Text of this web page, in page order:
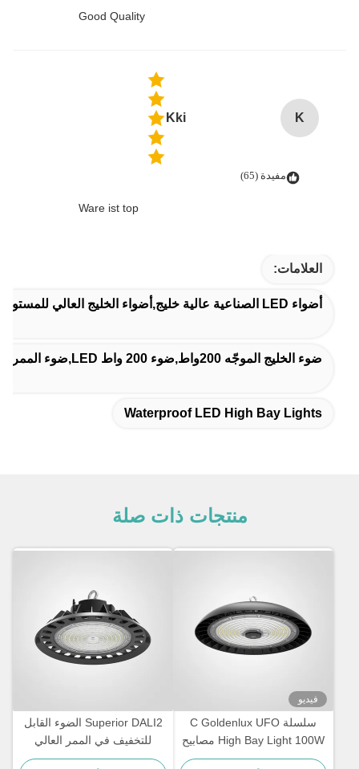
Good Quality
K
Kki
مفيدة (65)
Ware ist top
العلامات:
أضواء LED الصناعية عالية خليج,أضواء الخليج العالي للمستودع,مضادات المياه مصابيح LED عالية الخليج
ضوء الخليج الموجّه 200واط,ضوء 200 واط LED,ضوء الممر الأسود
Waterproof LED High Bay Lights
منتجات ذات صلة
فيديو
سلسلة C Goldenlux UFO
High Bay Light 100W مصابيح
LED الصناعية
Superior DALI2 الضوء القابل
للتخفيف في الممر العالي
للمخزن